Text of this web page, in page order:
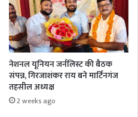
नेशनल यूनियन जर्नलिस्ट की बैठक
संपन्न, गिरजाशंकर राय बने मार्टिनगंज
तहसील अध्यक्ष
2 weeks ago